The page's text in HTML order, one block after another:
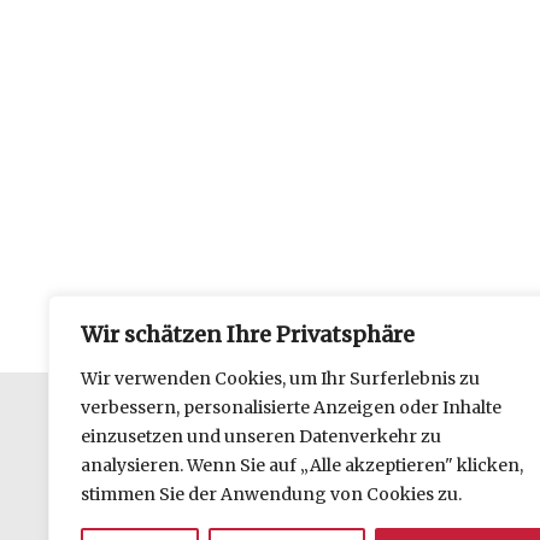
Wir schätzen Ihre Privatsphäre
Wir verwenden Cookies, um Ihr Surferlebnis zu
verbessern, personalisierte Anzeigen oder Inhalte
einzusetzen und unseren Datenverkehr zu
analysieren. Wenn Sie auf „Alle akzeptieren" klicken,
stimmen Sie der Anwendung von Cookies zu.
Datenschutzerklärung
Impressum